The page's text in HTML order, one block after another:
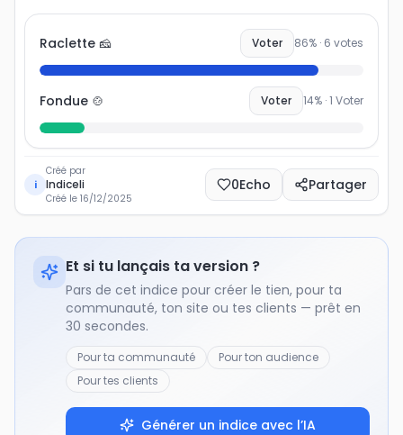
Raclette 🧀 Voter 86% · 6 votes
Fondue 🍲 Voter 14% ·1 Voter
i
Créé par
Indiceli
Créé le 16/12/2025
0Echo Partager
Et si tu lançais ta version ?
Pars de cet indice pour créer le tien, pour ta
communauté, ton site ou tes clients — prêt en
30 secondes.
Pour ta communauté
Pour ton audience
Pour tes clients
Générer un indice avec l’IA